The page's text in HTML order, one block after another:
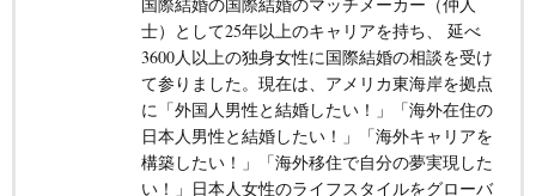
士）として25年以上のキャリアを持ち、 延べ
3600人以上の独身女性に国際結婚の相談を受け
て参りました。現在は、アメリカ東海岸を拠点
に「外国人男性と結婚したい！」「海外在住の
日本人男性と結婚したい！」「海外キャリアを
構築したい！」「海外移住で自分の夢実現した
い！」日本人女性のライフスタイルをグローバ